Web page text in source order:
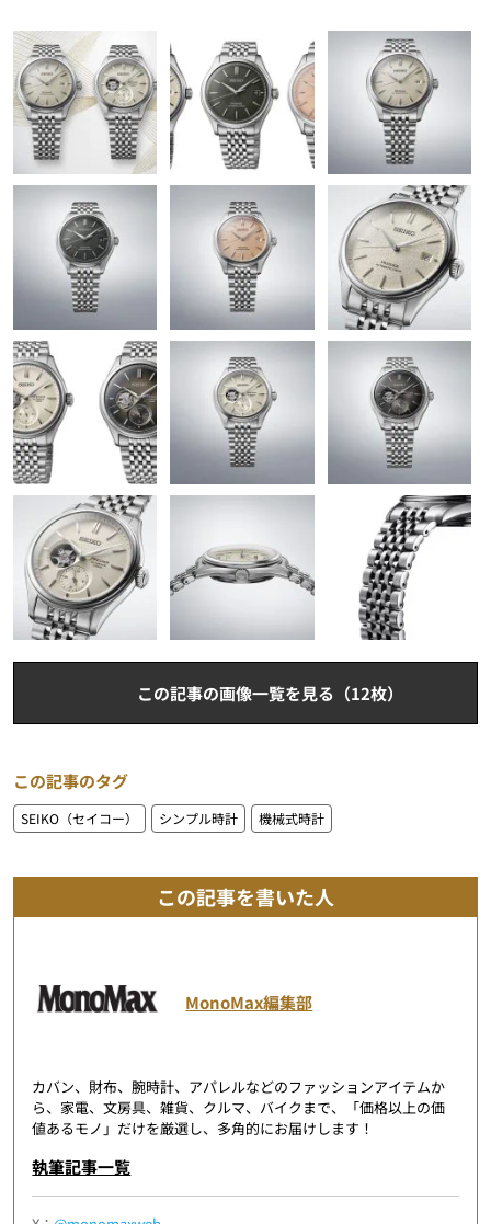
この記事の画像一覧を見る（12枚）
この記事のタグ
SEIKO（セイコー） シンプル時計 機械式時計
この記事を書いた人
MonoMax編集部
カバン、財布、腕時計、アパレルなどのファッションアイテムか
ら、家電、文房具、雑貨、クルマ、バイクまで、「価格以上の価
値あるモノ」だけを厳選し、多角的にお届けします！
執筆記事一覧